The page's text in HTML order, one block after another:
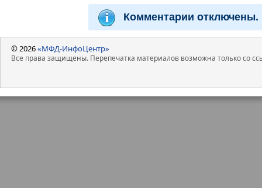
Комментарии отключены.
© 2026«МФД-ИнфоЦентр»
Все права защищены. Перепечатка материалов возможна только со